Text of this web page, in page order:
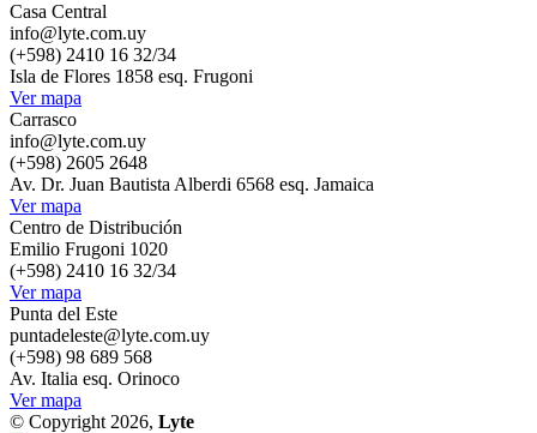
Casa Central
info@lyte.com.uy
(+598) 2410 16 32/34
Isla de Flores 1858 esq. Frugoni
Ver mapa
Carrasco
info@lyte.com.uy
(+598) 2605 2648
Av. Dr. Juan Bautista Alberdi 6568 esq. Jamaica
Ver mapa
Centro de Distribución
Emilio Frugoni 1020
(+598) 2410 16 32/34
Ver mapa
Punta del Este
puntadeleste@lyte.com.uy
(+598) 98 689 568
Av. Italia esq. Orinoco
Ver mapa
© Copyright 2026, Lyte